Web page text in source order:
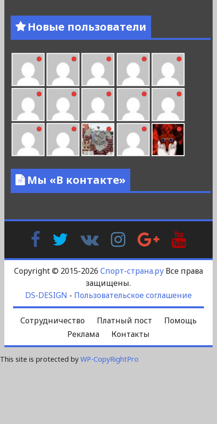
Новые пользователи
Мы «В контакте»
FacebookTwitter
Контакте
InstagramGoogle
Plus
Copyright © 2015-2026 Спорт-страна.руВсе права
защищены.
DS-DESIGN - Пользовательское соглашение
Сотрудничество Платный пост
Помощь
Реклама
Контакты
This site is protected by WP-CopyRightPro